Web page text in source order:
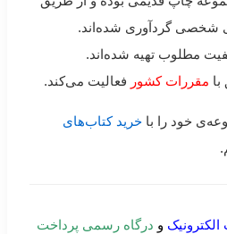
شخصی گردآوری شده‌اند.
مطلوب تهیه شده‌اند.
مقررات کشور فعالیت می‌کند.
خود را با خرید کتاب‌های
الکترونیک و درگاه رسمی پرداخت